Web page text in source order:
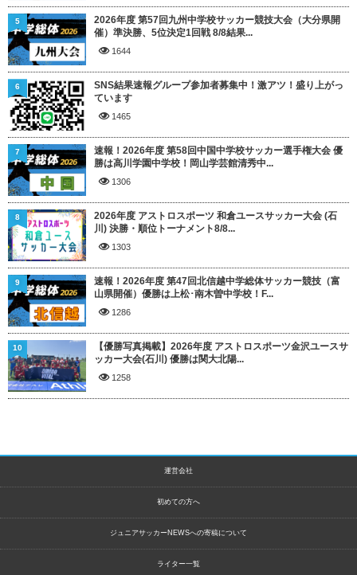
2026年度 第57回九州中学校サッカー競技大会（大分県開
催）準決勝、5位決定1回戦 8/8結果...
1644
5
SNS結果速報グループ参加者募集中！激アツ！盛り上がっ
ています
1465
6
速報！2026年度 第58回中国中学校サッカー選手権大会 優
勝は高川学園中学校！岡山学芸館清秀中...
1306
7
2026年度 アストロスポーツ 和倉ユースサッカー大会 (石
川) 決勝・順位トーナメント8/8...
1303
8
速報！2026年度 第47回北信越中学総体サッカー競技（富
山県開催）優勝は上松･南木曽中学校！F...
1286
9
【優勝写真掲載】2026年度 アストロスポーツ金沢ユースサ
ッカー大会(石川) 優勝は関大北陽...
1258
10
運営会社
初めての方へ
ジュニアサッカーNEWSへの寄稿について
ライター一覧